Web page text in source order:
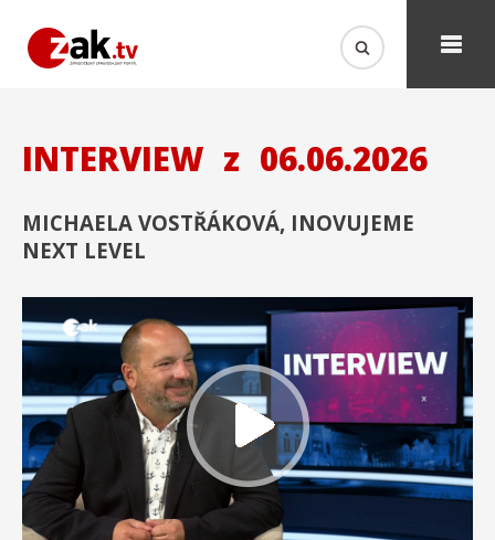
INTERVIEW z 06.06.2026
MICHAELA VOSTŘÁKOVÁ, INOVUJEME
NEXT LEVEL